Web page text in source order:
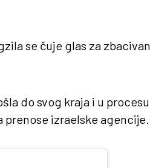
se čuje glas za
do svog kraja i u
prenose izraelske agencije.